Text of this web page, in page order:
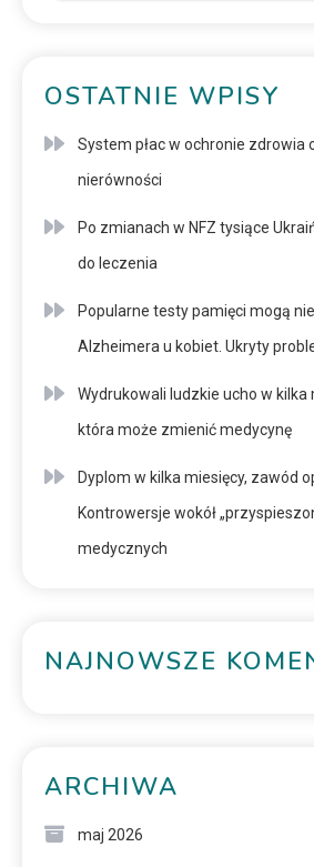
OSTATNIE WPISY
System płac w ochronie zdrowia
nierówności
Po zmianach w NFZ tysiące
do leczenia
Popularne testy pamięci mogą
Alzheimera u kobiet. Ukryty
Wydrukowali ludzkie ucho w kilka
która może zmienić medycynę
Dyplom w kilka miesięcy, zawód
Kontrowersje wokół
medycznych
NAJNOWSZE
ARCHIWA
maj 2026